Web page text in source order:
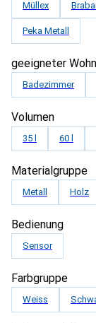
Müllex
Peka Metall
geeigneter
Badezimmer
Volumen
35 l 60 l
Materialgruppe
Metall Holz
Bedienung
Sensor
Farbgruppe
Weiss